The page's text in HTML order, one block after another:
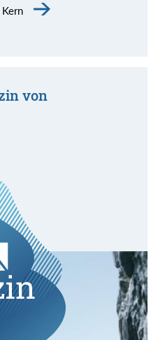
von